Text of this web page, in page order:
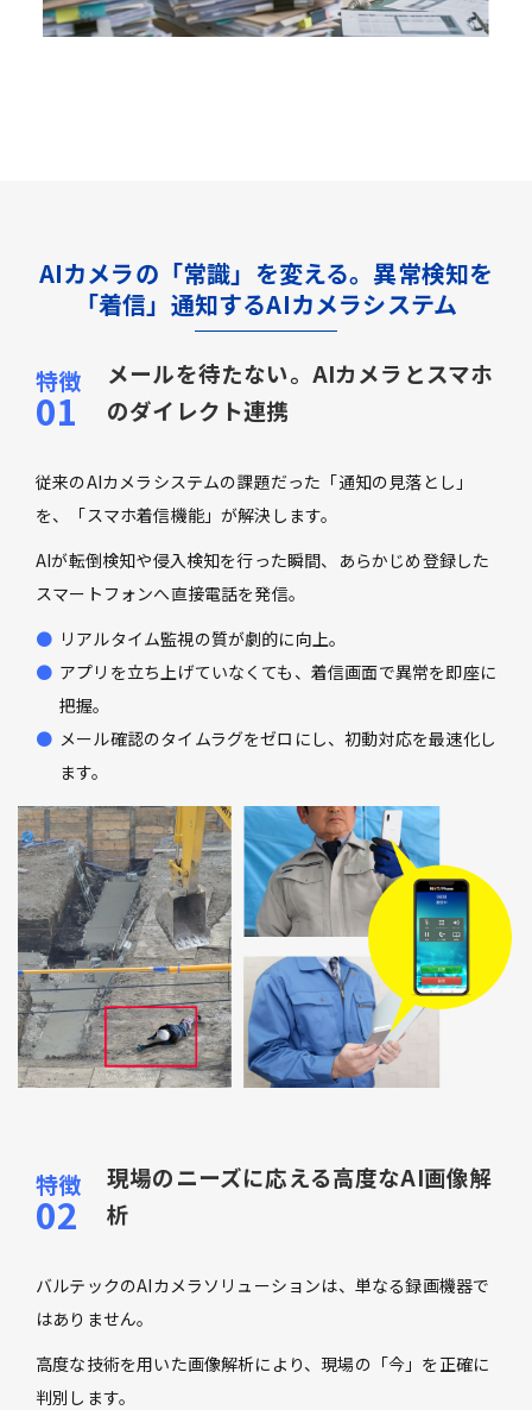
AIカメラの「常識」を変える。異常検知を
「着信」通知するAIカメラシステム
メールを待たない。AIカメラとスマホ
のダイレクト連携
従来のAIカメラシステムの課題だった「通知の見落とし」
を、「スマホ着信機能」が解決します。
AIが転倒検知や侵入検知を行った瞬間、あらかじめ登録した
スマートフォンへ直接電話を発信。
リアルタイム監視の質が劇的に向上。
アプリを立ち上げていなくても、着信画面で異常を即座に
把握。
メール確認のタイムラグをゼロにし、初動対応を最速化し
ます。
現場のニーズに応える高度なAI画像解
析
バルテックのAIカメラソリューションは、単なる録画機器で
はありません。
高度な技術を用いた画像解析により、現場の「今」を正確に
判別します。